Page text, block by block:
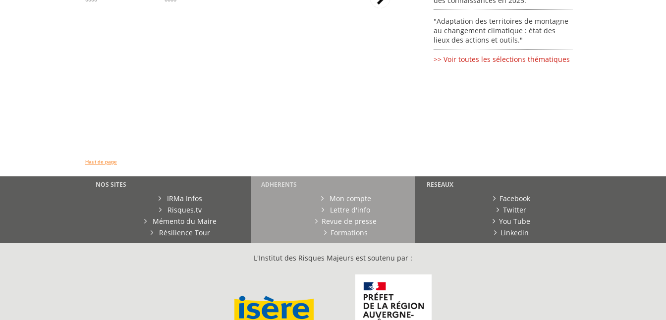
"Adaptation des territoires de montagne
au changement climatique : état des
lieux des actions et outils."
>> Voir toutes les sélections thématiques
Haut de page
NOS SITES
IRMa Infos
Risques.tv
Mémento du Maire
Résilience Tour
ADHERENTS
Mon compte
Lettre d'info
Revue de presse
Formations
RESEAUX
Facebook
Twitter
You Tube
Linkedin
L'Institut des Risques Majeurs est soutenu par :